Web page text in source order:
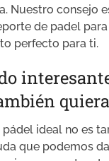
Nuestro consejo
de padel
perfecto para ti.
ideal no es
que podemos